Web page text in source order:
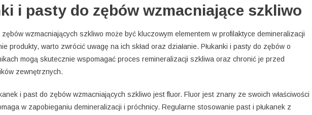
i pasty do zębów wzmacniające szkliwo
wzmacniających szkliwo może być kluczowym elementem w profilaktyce demineralizacji
produkty, warto zwrócić uwagę na ich skład oraz działanie. Płukanki i pasty do zębów o
mogą skutecznie wspomagać proces remineralizacji szkliwa oraz chronić je przed
zewnętrznych.
i past do zębów wzmacniających szkliwo jest fluor. Fluor jest znany ze swoich właściwości
w zapobieganiu demineralizacji i próchnicy. Regularne stosowanie past i płukanek z